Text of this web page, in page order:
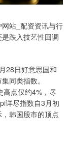
站_配资资讯与行
跌入技艺性回调
28日好意思国和
同类指数。
高点仅约4%，尽
详尽指数自3月初
韩国股市的顶点